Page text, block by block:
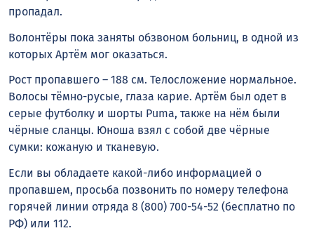
пропадал.
Волонтёры пока заняты обзвоном больниц, в одной из
которых Артём мог оказаться.
Рост пропавшего – 188 см. Телосложение нормальное.
Волосы тёмно-русые, глаза карие. Артём был одет в
серые футболку и шорты Puma, также на нём были
чёрные сланцы. Юноша взял с собой две чёрные
сумки: кожаную и тканевую.
Если вы обладаете какой-либо информацией о
пропавшем, просьба позвонить по номеру телефона
горячей линии отряда 8 (800) 700-54-52 (бесплатно по
РФ) или 112.